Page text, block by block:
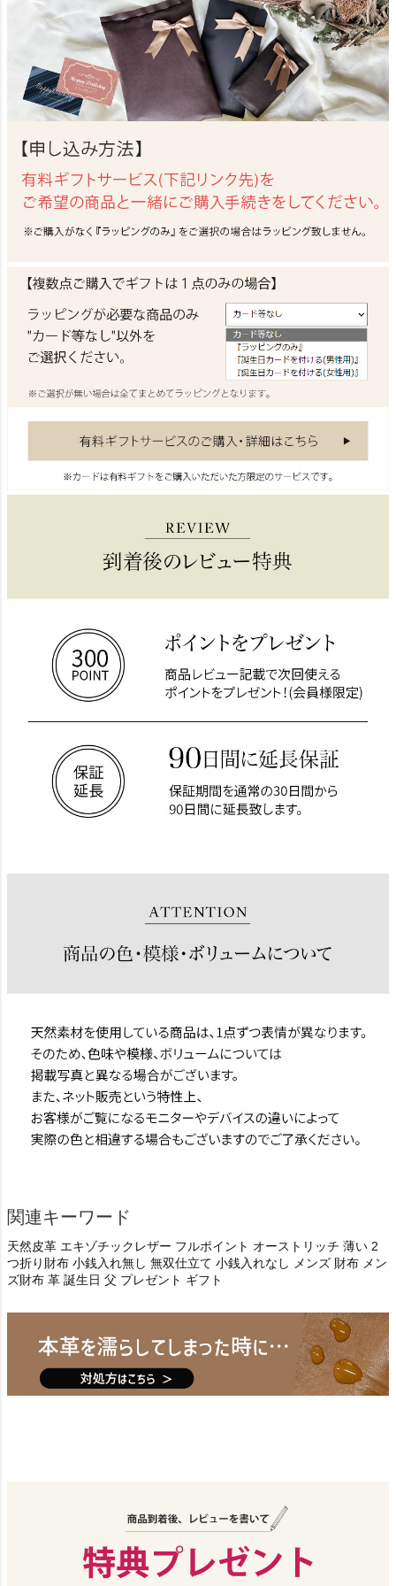
関連キーワード
天然皮革 エキゾチックレザー フルポイント オーストリッチ 薄い 2
つ折り財布 小銭入れ無し 無双仕立て 小銭入れなし メンズ 財布 メン
ズ財布 革 誕生日 父 プレゼント ギフト